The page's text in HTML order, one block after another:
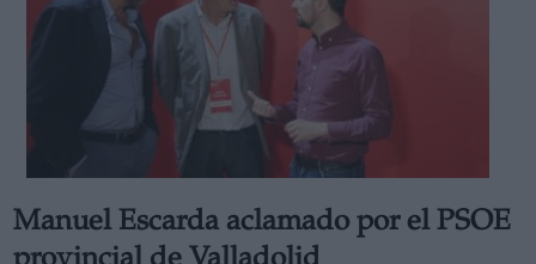
Manuel Escarda aclamado por el PSOE